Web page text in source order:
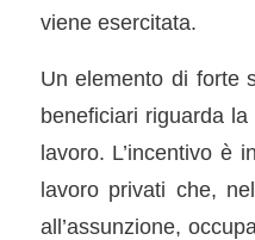
viene esercitata.
Un elemento di forte
beneficiari riguarda
lavoro. L’incentivo è
lavoro privati che,
all’assunzione,